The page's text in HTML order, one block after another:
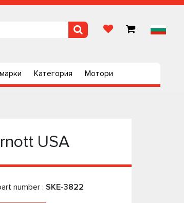
Категория Мотори
USA
number : SKE-3822